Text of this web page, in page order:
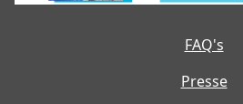
FAQ's
Presse